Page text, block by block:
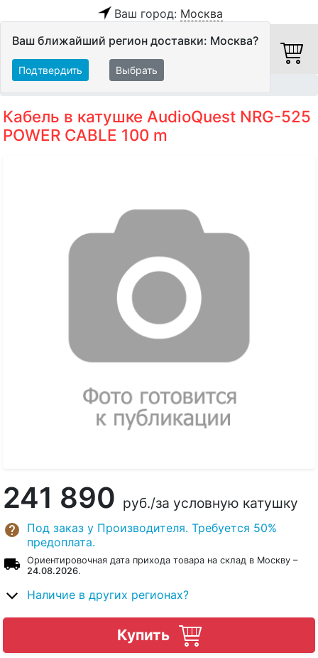
Ваш город: Москва
Ваш ближайший регион доставки: Москва?
Подтвердить Выбрать
Кабель в катушке AudioQuest NRG-525
POWER CABLE 100 m
241 890 руб./за условную катушку
Под заказ у Производителя. Требуется 50%
предоплата.
Ориентировочная дата прихода товара на склад в Москву –
24.08.2026.
Наличие в других регионах?
Купить